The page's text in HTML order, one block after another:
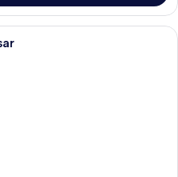
Kamar Twin Standar, lantai dasar |